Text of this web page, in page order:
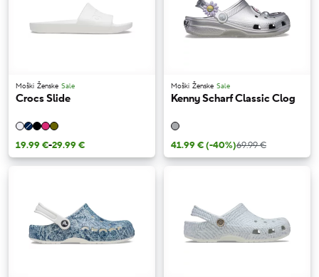
Moški Ženske Sale
Crocs Slide
19.99 €-29.99 €
Moški Ženske Sale
Kenny Scharf Classic Clog
41.99 €(-40%)69.99 €